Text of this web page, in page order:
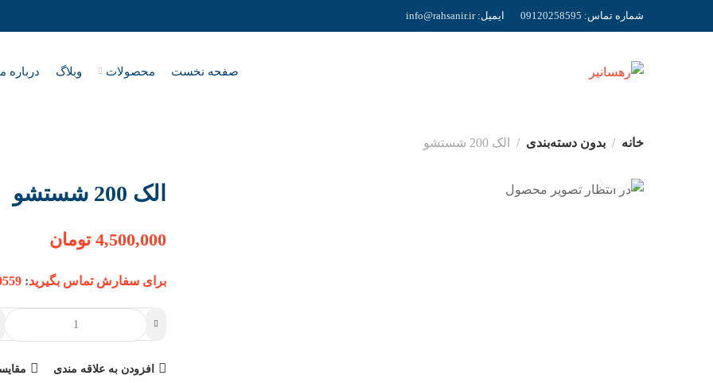
شماره تماس: 09120258595 ایمیل: info@rahsanir.ir
صفحه نخست محصولات وبلاگ درباره
خانه بدون دسته‌بندی الک 200 شستشو
الک 200 شستشو
4,500,000 تومان
برای سفارش تماس بگیرید:
افزودن به علاقه مندی